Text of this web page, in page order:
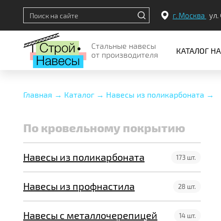
г. Москва ул.
Стальные навесы
от производителя
КАТАЛОГ
По месту установки
По конструкции
Главная → Каталог → Навесы из поликарбоната →
По кровельному покрытию
Навесы из поликарбоната 173 шт.
Навесы из профнастила 28 шт.
Навесы с металлочерепицей 14 шт.